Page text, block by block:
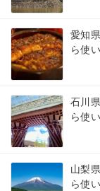
愛知
ら使
石川
ら使
山梨
ら使